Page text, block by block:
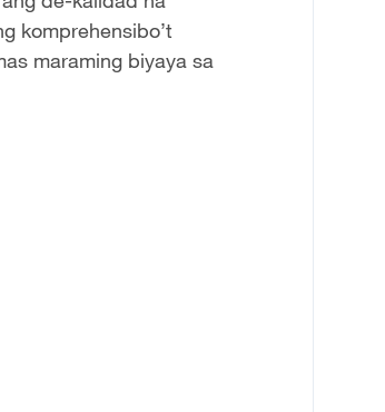
komprehensibo’t
maraming biyaya sa